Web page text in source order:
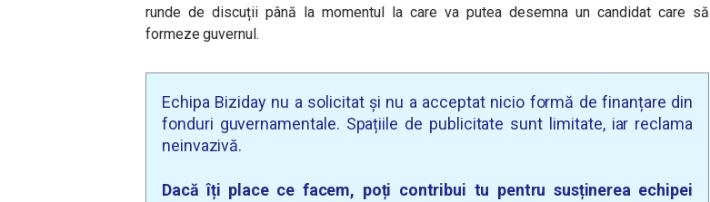
runde de discuții până la momentul la care va putea desemna un candidat care să
formeze guvernul.
Echipa Biziday nu a solicitat și nu a acceptat nicio formă de finanțare din
fonduri guvernamentale. Spațiile de publicitate sunt limitate, iar reclama
neinvazivă.
Dacă îți place ce facem, poți contribui tu pentru susținerea echipei